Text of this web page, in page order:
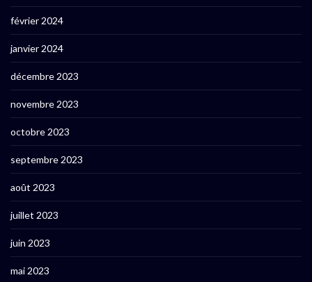
février 2024
janvier 2024
décembre 2023
novembre 2023
octobre 2023
septembre 2023
août 2023
juillet 2023
juin 2023
mai 2023